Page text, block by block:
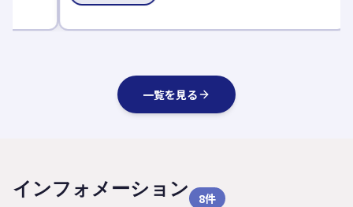
一覧を見る
インフォメーション 8件